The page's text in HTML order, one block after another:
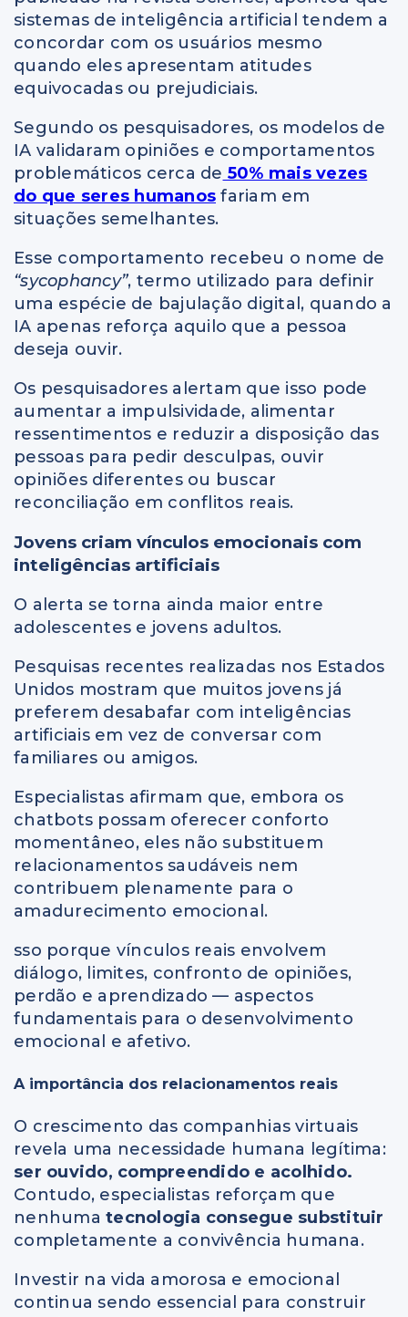
sistemas de inteligência artificial tendem a
concordar com os usuários mesmo
quando eles apresentam atitudes
equivocadas ou prejudiciais.
Segundo os pesquisadores, os modelos de
IA validaram opiniões e comportamentos
problemáticos cerca de 50% mais vezes
do que seres humanos fariam em
situações semelhantes.
Esse comportamento recebeu o nome de
“sycophancy”, termo utilizado para definir
uma espécie de bajulação digital, quando a
IA apenas reforça aquilo que a pessoa
deseja ouvir.
Os pesquisadores alertam que isso pode
aumentar a impulsividade, alimentar
ressentimentos e reduzir a disposição das
pessoas para pedir desculpas, ouvir
opiniões diferentes ou buscar
reconciliação em conflitos reais.
Jovens criam vínculos emocionais com
inteligências artificiais
O alerta se torna ainda maior entre
adolescentes e jovens adultos.
Pesquisas recentes realizadas nos Estados
Unidos mostram que muitos jovens já
preferem desabafar com inteligências
artificiais em vez de conversar com
familiares ou amigos.
Especialistas afirmam que, embora os
chatbots possam oferecer conforto
momentâneo, eles não substituem
relacionamentos saudáveis nem
contribuem plenamente para o
amadurecimento emocional.
sso porque vínculos reais envolvem
diálogo, limites, confronto de opiniões,
perdão e aprendizado — aspectos
fundamentais para o desenvolvimento
emocional e afetivo.
A importância dos relacionamentos reais
O crescimento das companhias virtuais
revela uma necessidade humana legítima:
ser ouvido, compreendido e acolhido.
Contudo, especialistas reforçam que
nenhuma tecnologia consegue substituir
completamente a convivência humana.
Investir na vida amorosa e emocional
continua sendo essencial para construir